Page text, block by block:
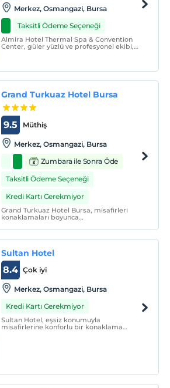
Merkez, Osmangazi, Bursa
Taksitli Ödeme Seçeneği
Almira Hotel Thermal Spa & Convention
Center, güler yüzlü ve profesyonel ekibi,
merkezinde sunulan pek
Grand Turkuaz Hotel Bursa
Müthiş
9.5
Merkez, Osmangazi, Bursa
Zumbara ile Sonra Öde
Taksitli Ödeme Seçeneği
Kredi Kartı Gerekmiyor
Grand Turkuaz Hotel Bursa, misafirleri
konaklamaları boyunca
kablosuz internet, telefon ve oda kasası
standart odalarda mevcuttur. İhtiyaca
kullanabilirsiniz.
Sultan Hotel
Çok iyi
8.4
Merkez, Osmangazi, Bursa
Kredi Kartı Gerekmiyor
Sultan Hotel, eşsiz konumuyla
misafirlerine konforlu bir konaklama